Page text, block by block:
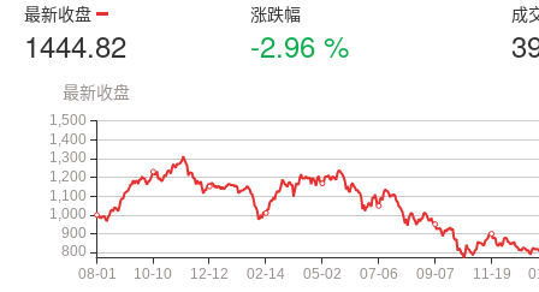
最新收盘
1444.82
涨跌幅
-2.96 %
成